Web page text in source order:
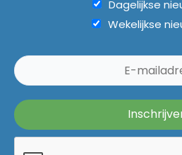
Dagelijkse
Wekelijkse